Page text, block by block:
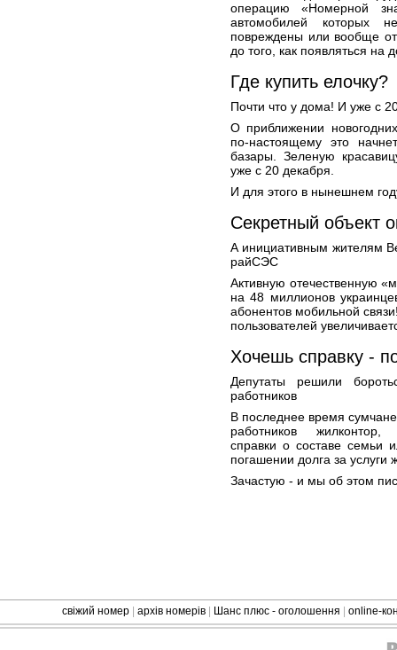
операцию «Номерной
автомобилей которых
повреждены или вообще
до того, как появляться на
Где купить елочку?
Почти что у дома! И уже с
О приближении
по-настоящему это
базары. Зеленую
уже с 20 декабря.
И для этого в нынешнем
Секретный объект
А инициативным жителям
райСЭС
Активную отечественную
на 48 миллионов
абонентов мобильной
пользователей
Хочешь справку -
Депутаты решили
работников
В последнее время
работников жилконтор,
справки о составе семьи
погашении долга за услуги
Зачастую - и мы об этом
свіжий номер архів номерів Шанс плюс - оголошення online-